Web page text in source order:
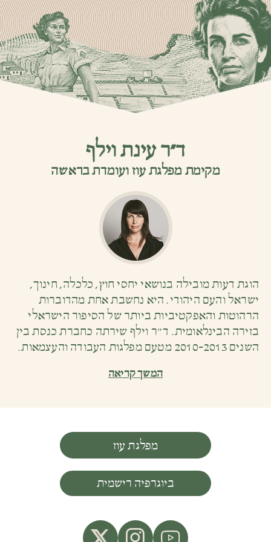
ד”ר עינת וילף
מקימת מפלגת עוז ועומדת בראשה
הוגת דעות מובילה בנושאי יחסי חוץ, כלכלה, חינוך,
ישראל והעם היהודי. היא נחשבת אחת מהדוברות
הרהוטות והאפקטיביות ביותר של הסיפור הישראלי
בזירה הבינלאומית. ד״ר וילף שירתה כחברת כנסת בין
השנים 2010-2013 מטעם מפלגות העבודה והעצמאות.
המשך קריאה
מפלגת עוז
ביוגרפיה רישמית